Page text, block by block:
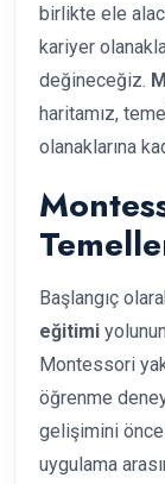
birlikte ele
kariyer
değineceğiz.
haritamız,
olanaklarına
Başlangıç
eğitimi
Montessori
öğrenme
gelişimini
uygulama